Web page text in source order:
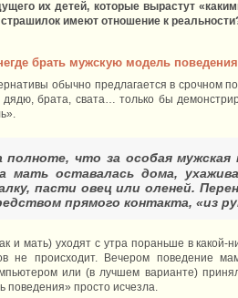
их детей, которые вырастут
имеют отношение к
брать мужскую модель
обычно предлагается в срочном
дядю, брата, свата… только бы
полноте, что за особая мужская
мать оставалась дома,
пасти овец или оленей.
прямого контакта, «из
и мать) уходят с утра пораньше в какой-
не происходит. Вечером поведение
или (в лучшем варианте)
поведения» просто исчезла.